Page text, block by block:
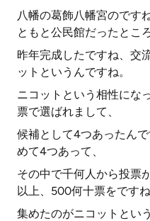
八幡の葛飾八幡宮のです
ともと公民館だったところ
昨年完成したですね、交
ットというんですね。
ニコットという相性にな
票で選ばれまして、
候補として4つあったん
めて4つあって、
その中で千何人から投票
以上、500何十票をですね
集めたのがニコットとい